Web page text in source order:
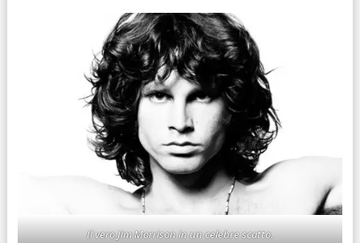
Il vero Jim Morrison in un celebre scatto.